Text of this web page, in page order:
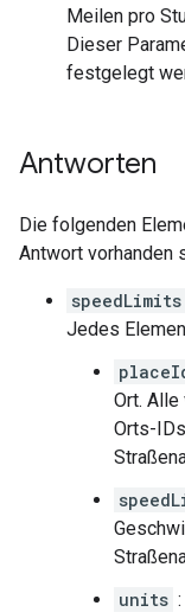
Meilen pro
Dieser
festgelegt
Antworten
Die folgenden
Antwort vorhanden
speedLimits
Jedes
Ort.
Orts-
units